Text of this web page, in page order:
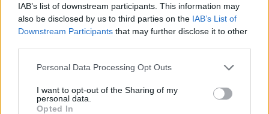
IAB’s list of downstream participants. This information may
also be disclosed by us to third parties on the IAB’s List of
Downstream Participants that may further disclose it to other
Personal Data Processing Opt Outs
I want to opt-out of the Sharing of my
personal data.
Opted In